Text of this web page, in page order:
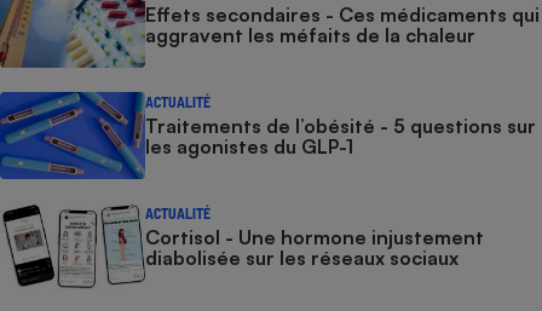
Effets secondaires - Ces médicaments qui
aggravent les méfaits de la chaleur
ACTUALITÉ
Traitements de l’obésité - 5 questions sur
les agonistes du GLP-1
ACTUALITÉ
Cortisol - Une hormone injustement
diabolisée sur les réseaux sociaux